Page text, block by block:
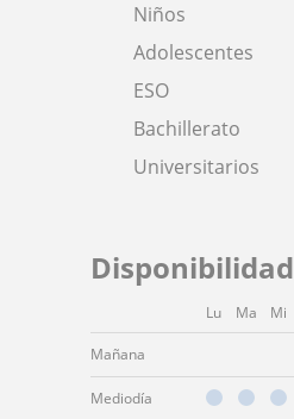
Niños
Adolescentes
ESO
Bachillerato
Universitarios
Disponibilidad
Lu Ma Mi
Mañana
Mediodía